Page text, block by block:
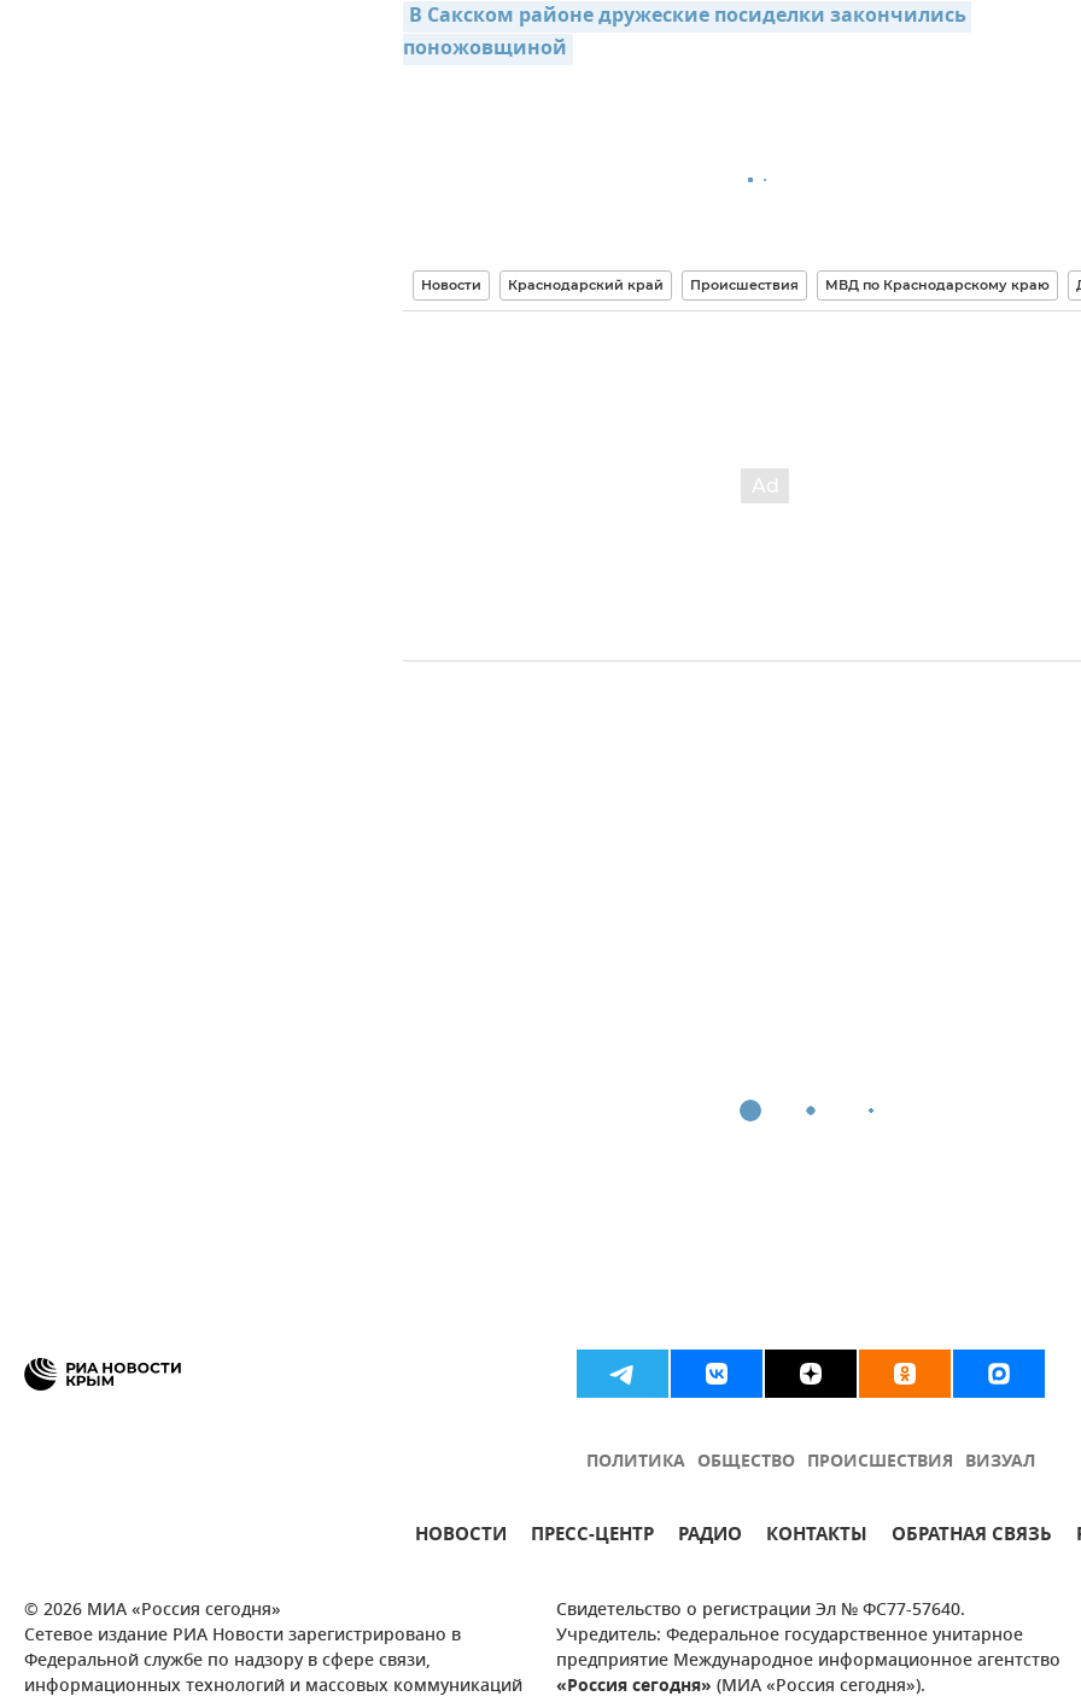
В Сакском районе дружеские посиделки закончились
поножовщиной
Новости Краснодарский край Происшествия МВД по Краснодарскому краю
ПОЛИТИКА ОБЩЕСТВО ПРОИСШЕСТВИЯ ВИЗУАЛ
НОВОСТИ ПРЕСС-ЦЕНТР РАДИО КОНТАКТЫ ОБРАТНАЯ СВЯЗЬ
© 2026 МИА «Россия сегодня»
Сетевое издание РИА Новости зарегистрировано в
Федеральной службе по надзору в сфере связи,
информационных технологий и массовых коммуникаций
Свидетельство о регистрации Эл № ФС77-57640.
Учредитель: Федеральное государственное унитарное
предприятие Международное информационное агентство
«Россия сегодня» (МИА «Россия сегодня»).